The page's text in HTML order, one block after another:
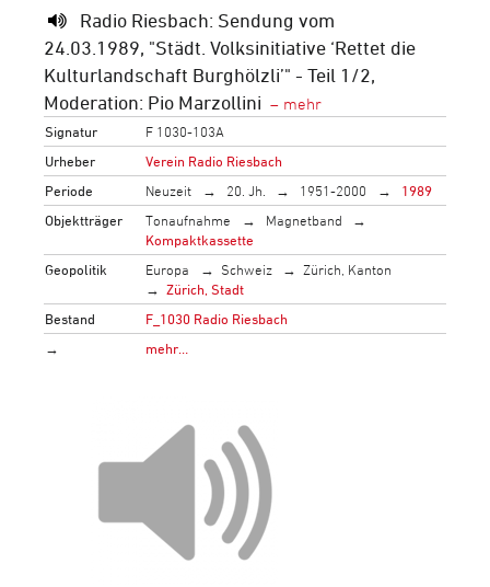
Radio Riesbach: Sendung vom
24.03.1989, "Städt. Volksinitiative ‘Rettet die
Kulturlandschaft Burghölzli’" - Teil 1/2,
Moderation: Pio Marzollini
Signatur
F 1030-103A
Urheber
Verein Radio Riesbach
Periode
Neuzeit 20. Jh. 1951-2000
1989
Objektträger
Tonaufnahme
Magnetband
Kompaktkassette
Geopolitik
Europa Schweiz
Zürich, Kanton
Zürich, Stadt
Bestand
F_1030 Radio Riesbach
→
mehr…